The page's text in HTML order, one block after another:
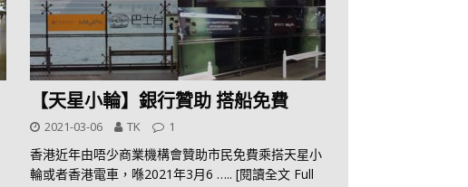
【天星小輪】銀行贊助 搭船免費
2021-03-06 TK 1
香港近年由唔少商業機構會贊助市民免費乘搭天星小
輪或者香港電車，喺2021年3月6 ….. [閱讀全文 Full